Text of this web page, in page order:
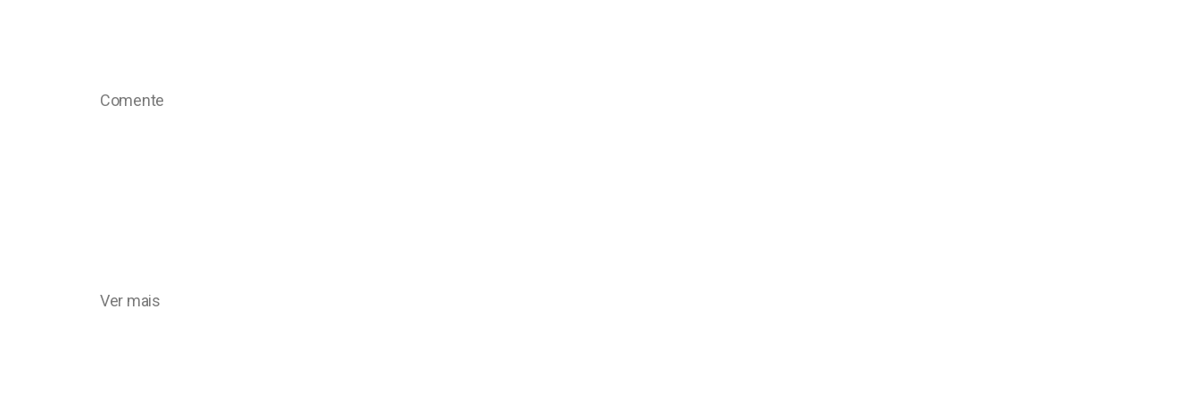
Comente
Ver mais